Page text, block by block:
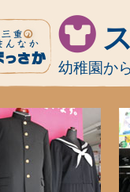
幼稚園か